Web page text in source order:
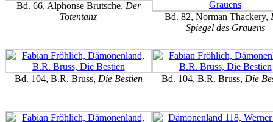
Bd. 66, Alphonse Brutsche, Der
Totentanz
Bd. 82, Norman Thackery,
Spiegel des Grauens
Bd. 104, B.R. Bruss, Die Bestien Bd. 104, B.R. Bruss, Die